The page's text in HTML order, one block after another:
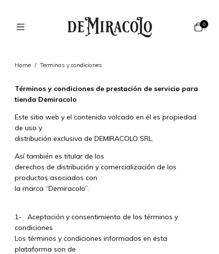
0
Home / Terminos y condiciones
Términos y condiciones de prestación de servicio para
tienda Demiracolo
Este sitio web y el contenido volcado en él es propiedad
de uso y
distribución exclusiva de DEMIRACOLO SRL.
Así también es titular de los
derechos de distribución y comercialización de los
productos asociados con
la marca “Demiracolo”.
1- Aceptación y consentimiento de los términos y
condiciones
Los términos y condiciones informados en esta
plataforma son de